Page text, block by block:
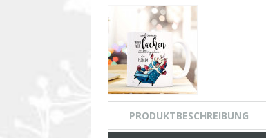
PRODUKTBESCHREIBUNG